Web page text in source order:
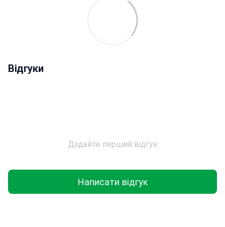
Відгуки
Додайте перший відгук
Написати відгук